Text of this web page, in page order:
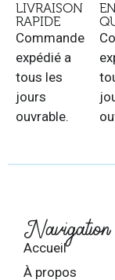
LIVRAISON
RAPIDE
Commande
expédié a
tous les
jours
ouvrable.
Navigation
Accueil
À propos